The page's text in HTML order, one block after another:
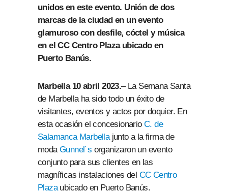
unidos en este evento. Unión de dos
marcas de la ciudad en un evento
glamuroso con desfile, cóctel y música
en el CC Centro Plaza ubicado en
Puerto Banús.
Marbella 10 abril 2023.– La Semana Santa
de Marbella ha sido todo un éxito de
visitantes, eventos y actos por doquier. En
esta ocasión el concesionario C. de
Salamanca Marbellajunto a la firma de
moda Gunnel´s organizaron un evento
conjunto para sus clientes en las
magníficas instalaciones del CC Centro
Plazaubicado en Puerto Banús.